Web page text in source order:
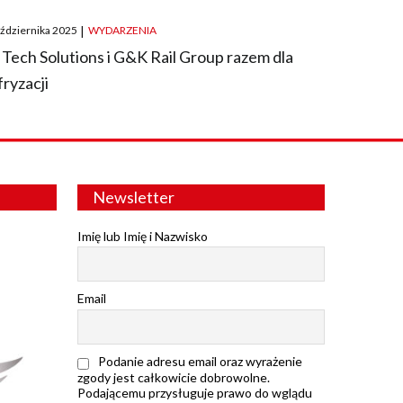
2025 | WYDARZENIA
Tech Solutions i G&K Rail Group razem dla
Newsletter
Imię lub Imię i Nazwisko
Email
Podanie adresu email oraz wyrażenie
zgody jest całkowicie dobrowolne.
Podającemu przysługuje prawo do wglądu